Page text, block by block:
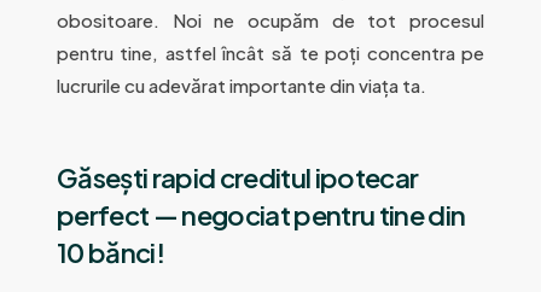
obositoare. Noi ne ocupăm de tot procesul
pentru tine, astfel încât să te poți concentra pe
lucrurile cu adevărat importante din viața ta.
Găsești rapid creditul ipotecar
perfect — negociat pentru tine din
10 bănci!